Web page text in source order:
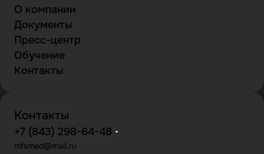
О компании
Документы
Пресс-центр
Обучение
Контакты
Контакты
+7 (843) 298-64-48
mfsmed@mail.ru